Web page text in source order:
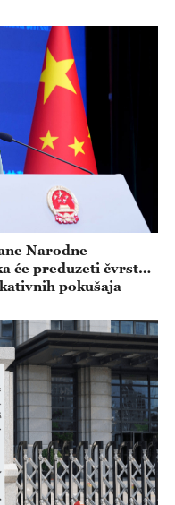
Narodne
će preduzeti čvrste
pokušaja